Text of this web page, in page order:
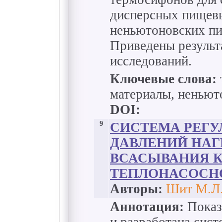
дисперсных
неньютоновских
Приведены
исследований.
Ключевые слова:
материалы,
DOI:
9
СИСТЕМА
ДАВЛЕНИЙ
ВСАСЫВАНИЯ
Авторы: Шит
Аннотация: